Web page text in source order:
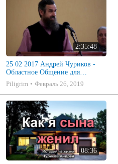
2:35:48
25 02 2017 Андрей Чуриков -
Областное Общение для
пожилой молодежи
Piligrim Февраль 26, 2019
08:36